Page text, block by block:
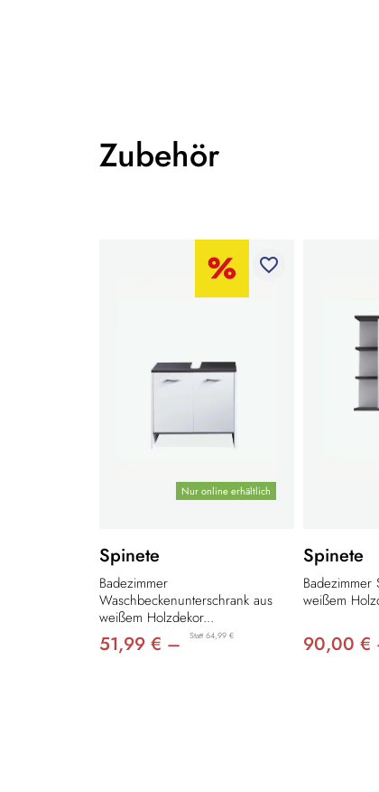
Zubehör
Nur online erhältlich
favorite_border
Spinete
Badezimmer
Waschbeckenunterschrank aus
weißem Holzdekor...
51,99 € – Statt 64,99 €
Spinete
Badezimmer
weißem
90,00 €